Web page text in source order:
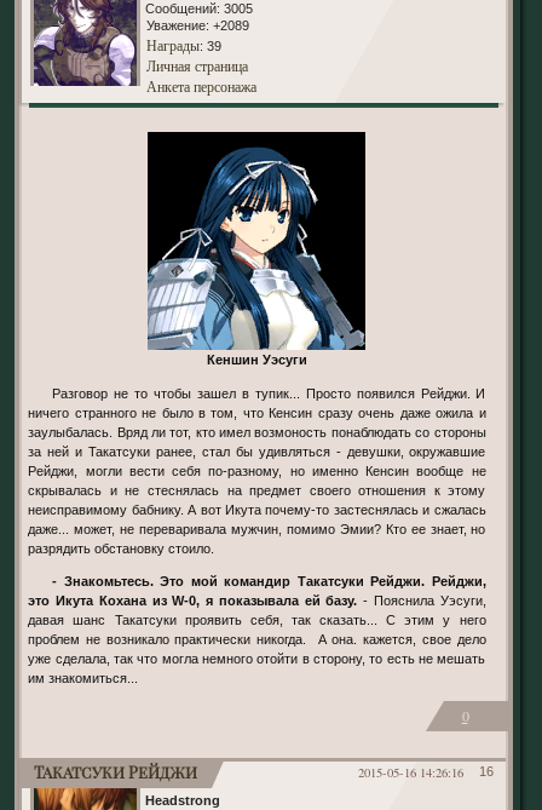
Сообщений: 3005
Уважение: +2089
Награды: 39
Личная страница
Анкета персонажа
Кеншин Уэсуги
Разговор не то чтобы зашел в тупик... Просто появился Рейджи. И
ничего странного не было в том, что Кенсин сразу очень даже ожила и
заулыбалась. Вряд ли тот, кто имел возмоность понаблюдать со стороны
за ней и Такатсуки ранее, стал бы удивляться - девушки, окружавшие
Рейджи, могли вести себя по-разному, но именно Кенсин вообще не
скрывалась и не стеснялась на предмет своего отношения к этому
неисправимому бабнику. А вот Икута почему-то застеснялась и сжалась
даже... может, не переваривала мужчин, помимо Эмии? Кто ее знает, но
разрядить обстановку стоило.
- Знакомьтесь. Это мой командир Такатсуки Рейджи. Рейджи,
это Икута Кохана из W-0, я показывала ей базу. - Пояснила Уэсуги,
давая шанс Такатсуки проявить себя, так сказать... С этим у него
проблем не возникало практически никогда. А она. кажется, свое дело
уже сделала, так что могла немного отойти в сторону, то есть не мешать
им знакомиться...
0
16
2015-05-16 14:26:16
Такатсуки Рейджи
Headstrong